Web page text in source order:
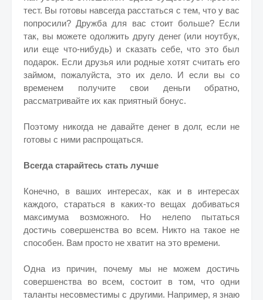
тест. Вы готовы навсегда расстаться с тем, что у вас
попросили? Дружба для вас стоит больше? Если
так, вы можете одолжить другу денег (или ноутбук,
или еще что-нибудь) и сказать себе, что это был
подарок. Если друзья или родные хотят считать его
займом, пожалуйста, это их дело. И если вы со
временем получите свои деньги обратно,
рассматривайте их как приятный бонус.
Поэтому никогда не давайте денег в долг, если не
готовы с ними распрощаться.
Всегда старайтесь стать лучше
Конечно, в ваших интересах, как и в интересах
каждого, стараться в каких-то вещах добиваться
максимума возможного. Но нелепо пытаться
достичь совершенства во всем. Никто на такое не
способен. Вам просто не хватит на это времени.
Одна из причин, почему мы не можем достичь
совершенства во всем, состоит в том, что одни
таланты несовместимы с другими. Например, я знаю